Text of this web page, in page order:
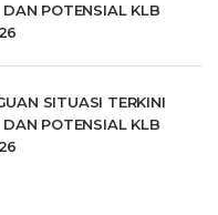
DAN POTENSIAL KLB
SITUASI TERKINI
DAN POTENSIAL KLB